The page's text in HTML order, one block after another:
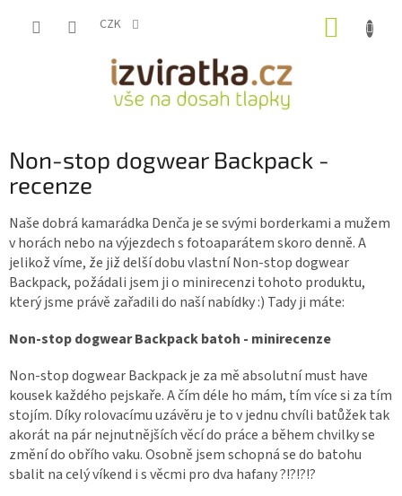
CZK
Non-stop dogwear Backpack -
recenze
Naše dobrá kamarádka Denča je se svými borderkami a mužem
v horách nebo na výjezdech s fotoaparátem skoro denně. A
jelikož víme, že již delší dobu vlastní Non-stop dogwear
Backpack, požádali jsem ji o minirecenzi tohoto produktu,
který jsme právě zařadili do naší nabídky :) Tady ji máte:
Non-stop dogwear Backpack batoh - minirecenze
Non-stop dogwear Backpack je za mě absolutní must have
kousek každého pejskaře. A čím déle ho mám, tím více si za tím
stojím. Díky rolovacímu uzávěru je to v jednu chvíli batůžek tak
akorát na pár nejnutnějších věcí do práce a během chvilky se
změní do obřího vaku. Osobně jsem schopná se do batohu
sbalit na celý víkend i s věcmi pro dva hafany ?!?!?!?